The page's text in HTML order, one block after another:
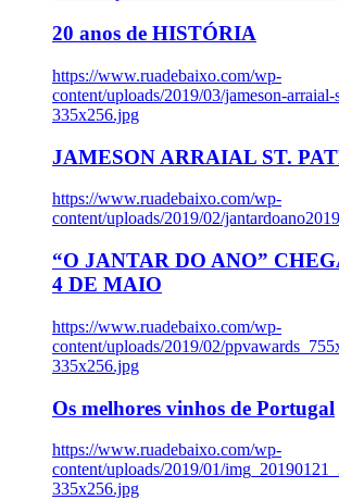
20 anos de HISTÓRIA
https://www.ruadebaixo.com/wp-
content/uploads/2019/03/jameson-
335x256.jpg
JAMESON ARRAIAL ST.
https://www.ruadebaixo.com/wp-
content/uploads/2019/02/
“O JANTAR DO ANO”
4 DE MAIO
https://www.ruadebaixo.com/wp-
content/uploads/2019/02/
335x256.jpg
Os melhores vinhos de Portugal
https://www.ruadebaixo.com/wp-
content/uploads/2019/01/
335x256.jpg